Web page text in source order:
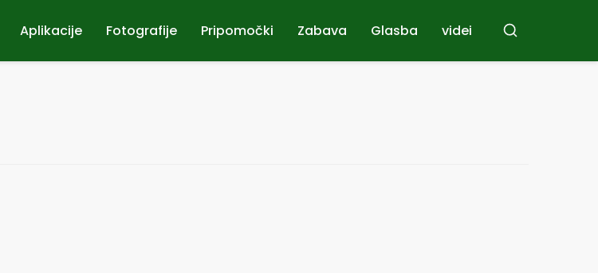
Aplikacije Fotografije Pripomočki Zabava Glasba videi Iskanje